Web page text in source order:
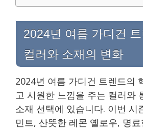
2024년 여름 가디건
컬러와 소재의 변화
2024년 여름 가디건 트렌드의
고 시원한 느낌을 주는 컬러와
소재 선택에 있습니다. 이번 시
민트, 산뜻한 레몬 옐로우, 명